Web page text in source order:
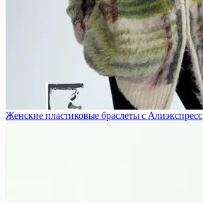
Женские пластиковые браслеты с Алиэкспресс